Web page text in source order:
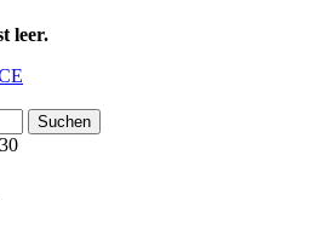
leer.
Suchen